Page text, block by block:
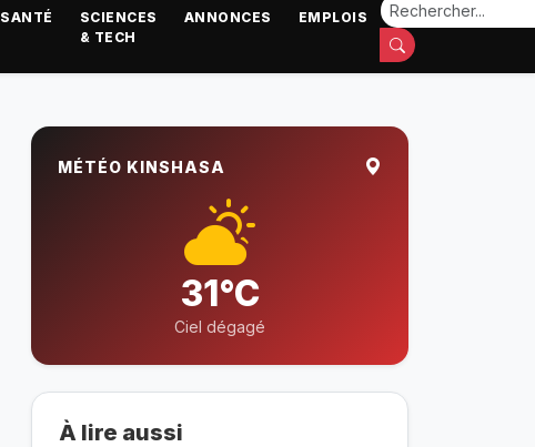
SANTÉ
SCIENCES
& TECH
ANNONCES EMPLOIS
MÉTÉO KINSHASA
31°C
Ciel dégagé
À lire aussi